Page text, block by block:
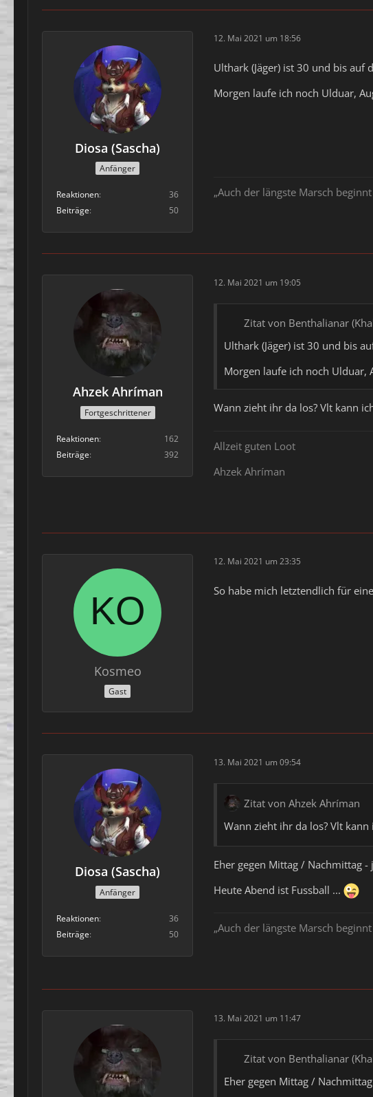
Diosa (Sascha)
Anfänger
Reaktionen
36
Beiträge
50
12. Mai 2021 um 18:56
Ulthark (Jäger) ist 30 und bis auf
Morgen laufe ich noch Ulduar,
„Auch der längste Marsch
Ahzek Ahríman
Fortgeschrittener
Reaktionen
162
Beiträge
392
12. Mai 2021 um 19:05
Zitat von Benthalianar
Ulthark (Jäger) ist 30 und bis
Morgen laufe ich noch Ulduar,
Wann zieht ihr da los? Vlt kann
Allzeit guten Loot
Ahzek Ahríman
Kosmeo
Gast
12. Mai 2021 um 23:35
So habe mich letztendlich für
Diosa (Sascha)
Anfänger
Reaktionen
36
Beiträge
50
13. Mai 2021 um 09:54
Zitat von Ahzek Ahríman
Wann zieht ihr da los? Vlt
Eher gegen Mittag / Nachmittag
Heute Abend ist Fussball ...
„Auch der längste Marsch
13. Mai 2021 um 11:47
Zitat von Benthalianar
Eher gegen Mittag /